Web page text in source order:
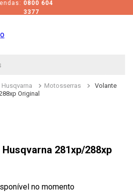
0800 604
3377
Husqvarna Motosserras
Volante
Original
281xp/288xp
no momento